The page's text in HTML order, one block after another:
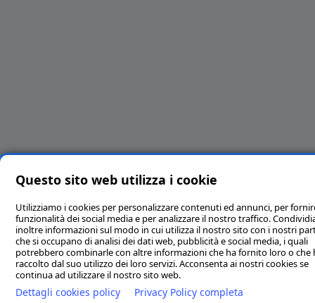
Questo sito web utilizza i cookie
Utilizziamo i cookies per personalizzare contenuti ed annunci, per
funzionalità dei social media e per analizzare il nostro traffico.
inoltre informazioni sul modo in cui utilizza il nostro sito con i nostri
che si occupano di analisi dei dati web, pubblicità e social media, i quali
potrebbero combinarle con altre informazioni che ha fornito loro o che
raccolto dal suo utilizzo dei loro servizi. Acconsenta ai nostri cookies se
continua ad utilizzare il nostro sito web.
Dettagli cookies policy Privacy Policy completa